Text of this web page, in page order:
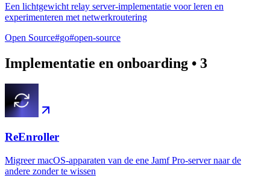
Een lichtgewicht relay server-implementatie voor leren en
experimenteren met netwerkroutering
Open Source#go#open-source
Implementatie en onboarding • 3
ReEnroller
Migreer macOS-apparaten van de ene Jamf Pro-server naar de
andere zonder te wissen